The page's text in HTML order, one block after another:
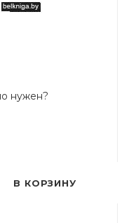
нужен?
В КОРЗИНУ